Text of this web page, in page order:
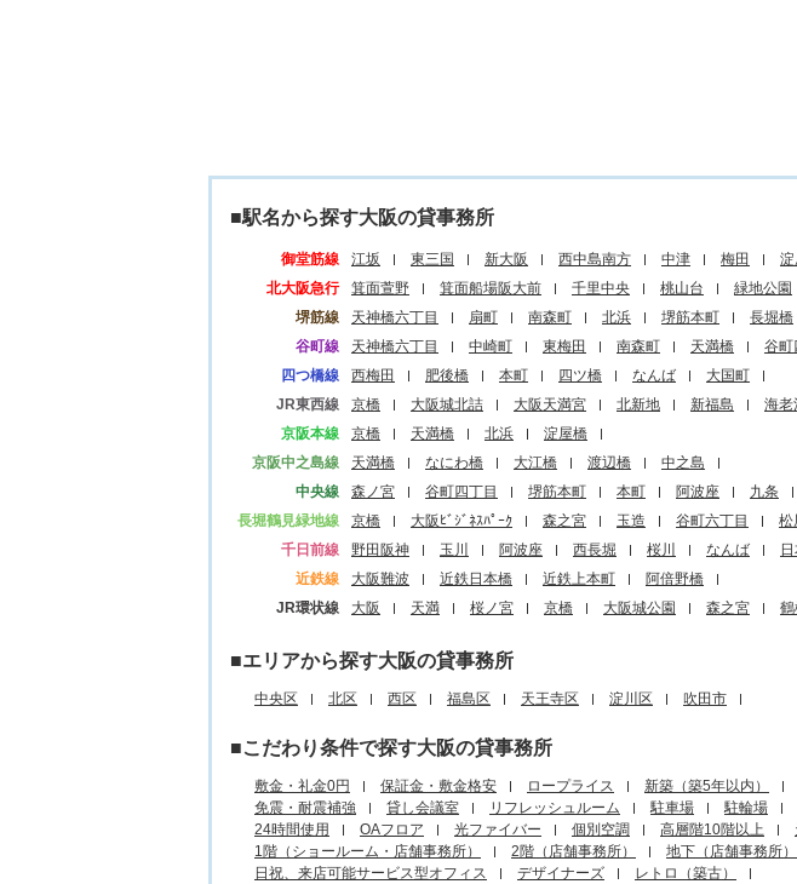
■駅名から探す大阪の貸事務所
御堂筋線 江坂 東三国 新大阪 西中島南方 中津 梅田
北大阪急行
箕面萱野 箕面船場阪大前 千里中央 桃山台
緑地公園
堺筋線
天神橋六丁目 扇町 南森町 北浜 堺筋本町 長堀橋
谷町線
天神橋六丁目 中崎町 東梅田 南森町 天満橋 谷町
四つ橋線
西梅田 肥後橋 本町 四ツ橋 なんば
大国町
JR東西線
京橋 大阪城北詰 大阪天満宮 北新地 新福島
海老
京阪本線
京橋 天満橋 北浜
淀屋橋
京阪中之島線
天満橋 なにわ橋 大江橋 渡辺橋
中之島
中央線
森ノ宮 谷町四丁目 堺筋本町 本町 阿波座
九条
長堀鶴見緑地線
京橋 大阪ﾋﾞｼﾞﾈｽﾊﾟｰｸ 森之宮 玉造 谷町六丁目 松
千日前線
野田阪神 玉川 阿波座 西長堀 桜川 なんば
近鉄線
大阪難波 近鉄日本橋 近鉄上本町
阿倍野橋
JR環状線
大阪 天満 桜ノ宮 京橋 大阪城公園 森之宮
■エリアから探す大阪の貸事務所
中央区 北区 西区 福島区 天王寺区 淀川区 吹田市
■こだわり条件で探す大阪の貸事務所
敷金・礼金0円 保証金・敷金格安 ロープライス 新築（築5年以内）
免震・耐震補強
貸し会議室 リフレッシュルーム 駐車場 駐輪場
24時間使用
OAフロア 光ファイバー 個別空調 高層階10階以上
1階（ショールーム・店舗事務所）
2階（店舗事務所） 地下（店舗事務所）
日祝、来店可能サービス型オフィス
デザイナーズ レトロ（築古）